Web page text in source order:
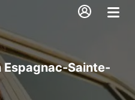
Espagnac-Sainte-